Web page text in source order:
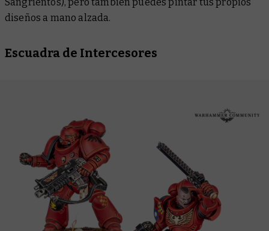
diseños a mano alzada.
Escuadra de Intercesores